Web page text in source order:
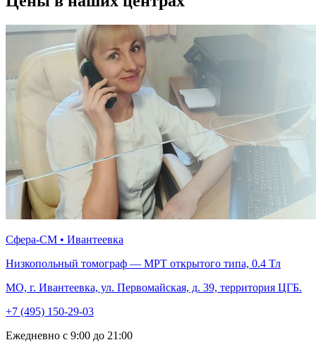
Сфера-СМ • Ивантеевка
Низкопольный томограф — МРТ открытого типа, 0.4 Тл
МО, г. Ивантеевка, ул. Первомайская, д. 39, территория ЦГБ.
+7 (495) 150-29-03
Ежедневно с 9:00 до 21:00